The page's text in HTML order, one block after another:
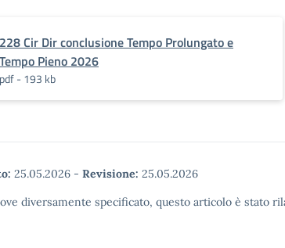
228 Cir Dir conclusione Tempo Prolungato e
Tempo Pieno 2026
pdf - 193 kb
25.05.2026 - Revisione: 25.05.2026
diversamente specificato, questo articolo è stato